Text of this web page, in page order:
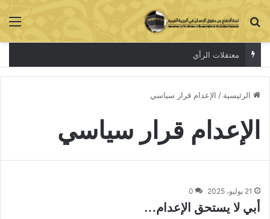
بحث عن
معتقلات الرأي
الرئيسية / الإعدام قرار سياسي
الإعدام قرار سياسي
21 يوليو، 2025 0
أبي لا يستحق الإعدام…